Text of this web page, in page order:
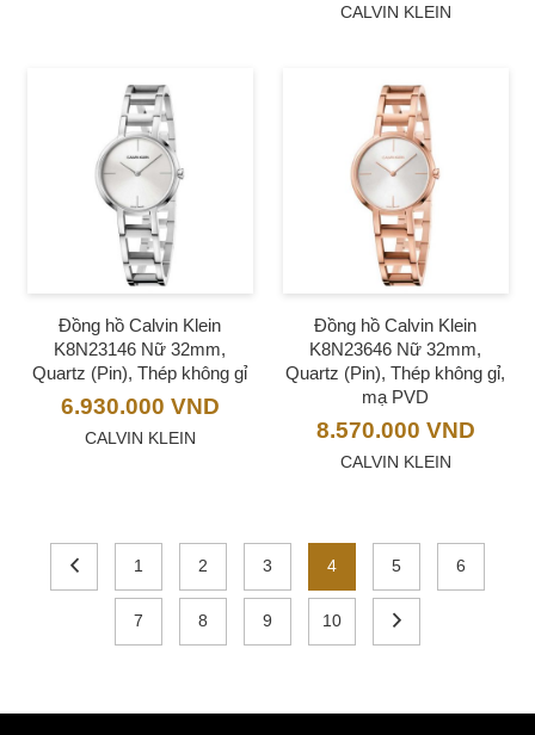
CALVIN KLEIN
Đồng hồ Calvin Klein
K8N23146 Nữ 32mm,
Quartz (Pin), Thép không gỉ
6.930.000 VND
CALVIN KLEIN
Đồng hồ Calvin Klein
K8N23646 Nữ 32mm,
Quartz (Pin), Thép không gỉ,
mạ PVD
8.570.000 VND
CALVIN KLEIN
1 2 3 4 5 6
7 8 9 10